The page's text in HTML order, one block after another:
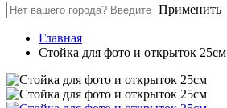
Применить
Главная
Стойка для фото и открыток 25см